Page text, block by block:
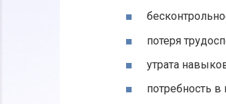
потеря
утрата
потребность в